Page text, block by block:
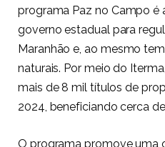
programa Paz no Campo é
governo estadual para
Maranhão e, ao mesmo
naturais. Por meio do
mais de 8 mil títulos de
2024, beneficiando cerca
O programa promove uma